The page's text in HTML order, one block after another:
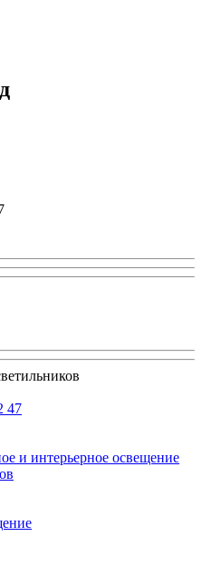
47
и интерьерное освещение